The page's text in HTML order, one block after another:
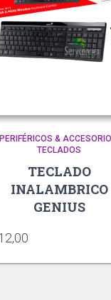
PERIFÉRICOS &
TECLADOS
TECLADO
INALAMBRICO
GENIUS